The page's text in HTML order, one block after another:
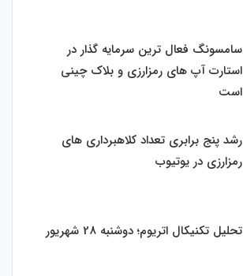
سامسونگ فعال‌ ترین سرمایه‌ گذار در
استارت‌ آپ‌ های رمزارزی و بلاک چینی
است
رشد پنج برابری تعداد کلاهبرداری های
رمزارزی در یوتیوب
تحلیل تکنیکال اتریوم؛ دوشنبه 28 شهریور